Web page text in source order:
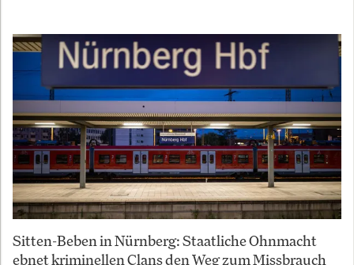
Sitten-Beben in Nürnberg: Staatliche Ohnmacht
ebnet kriminellen Clans den Weg zum Missbrauch